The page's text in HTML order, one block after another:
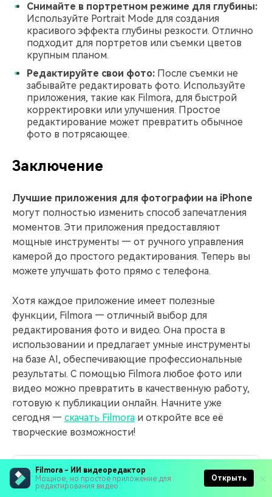
Filmora - ИИ видеоредактор
Мощное, но простое приложение для
редактирования видео
Открыть
Снимайте в портретном режиме для глубины:
Используйте Portrait Mode для создания
красивого эффекта глубины резкости. Отлично
подходит для портретов или съемки цветов
крупным планом.
Редактируйте свои фото: После съемки не
забывайте редактировать фото. Используйте
приложения, такие как Filmora, для быстрой
корректировки или улучшения. Простое
редактирование может превратить обычное
фото в потрясающее.
Заключение
Лучшие приложения для фотографии на iPhone
могут полностью изменить способ запечатления
моментов. Эти приложения предоставляют
мощные инструменты — от ручного управления
камерой до простого редактирования. Теперь вы
можете улучшать фото прямо с телефона.
Хотя каждое приложение имеет полезные
функции, Filmora — отличный выбор для
редактирования фото и видео. Она проста в
использовании и предлагает умные инструменты
на базе AI, обеспечивающие профессиональные
результаты. С помощью Filmora любое фото или
видео можно превратить в качественную работу,
готовую к публикации онлайн. Начните уже
сегодня — скачать Filmora и откройте все её
творческие возможности!
Filmora